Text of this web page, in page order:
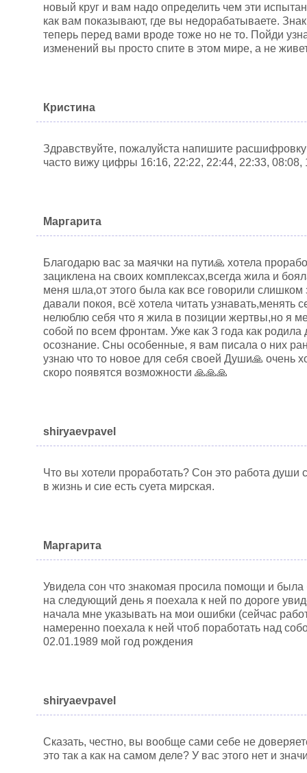
новый круг и вам надо определить чем эти
как вам показывают, где вы недорабатываете.
теперь перед вами вроде тоже но не то. Пойди
изменений вы просто спите в этом мире, а не
Кристина
Здравствуйте, пожалуйста напишите
часто вижу цифры 16:16, 22:22, 22:44, 22:33, 08:08,
Маргарита
Благодарю вас за маячки на пути🙏 хотела
зациклена на своих комплексах,всегда жила и
меня шла,от этого была как все говорили
давали покоя, всё хотела читать узнавать,менять
нелюблю себя что я жила в позиции жертвы,но я
собой по всем фронтам. Уже как 3 года как
осознание. Сны особенные, я вам писала о них
узнаю что то новое для себя своей Души🙏 очень
скоро появятся возможности 🙏🙏🙏
shiryaevpavel
Что вы хотели проработать? Сон это работа
в жизнь и сие есть суета мирская.
Маргарита
Увидела сон что знакомая просила помощи и
на следующий день я поехала к ней по дороге
начала мне указывать на мои ошибки (сейчас
намеренно поехала к ней чтоб поработать над
02.01.1989 мой год рождения
shiryaevpavel
Сказать, честно, вы вообще сами себе не
это так а как на самом деле? У вас этого нет и